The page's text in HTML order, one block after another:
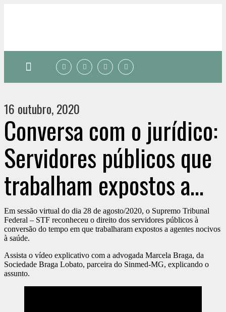
16 outubro, 2020
Conversa com o jurídico:
Servidores públicos que
trabalham expostos a
agentes nocivos à saúde
terão direito a contagem
diferenciada do seu
tempo de contribuição
Em sessão virtual do dia 28 de agosto/2020, o Supremo Tribunal
Federal – STF reconheceu o direito dos servidores públicos à
conversão do tempo em que trabalharam expostos a agentes nocivos
à saúde.
Assista o vídeo explicativo com a advogada Marcela Braga, da
Sociedade Braga Lobato, parceira do Sinmed-MG, explicando o
assunto.